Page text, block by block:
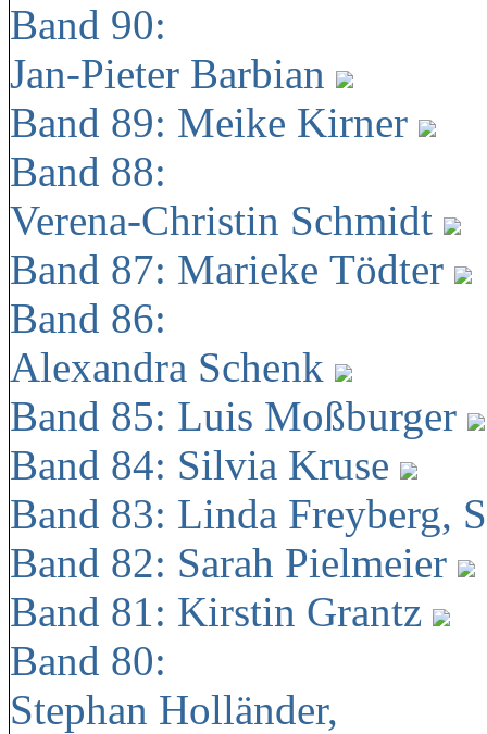
Band 90:
Jan-Pieter Barbian
Band 89: Meike Kirner
Band 88:
Verena-Christin Schmidt
Band 87: Marieke Tödter
Band 86:
Alexandra Schenk
Band 85: Luis Moßburger
Band 84: Silvia Kruse
Band 83: Linda Freyberg,
Band 82: Sarah Pielmeier
Band 81: Kirstin Grantz
Band 80:
Stephan Holländer,